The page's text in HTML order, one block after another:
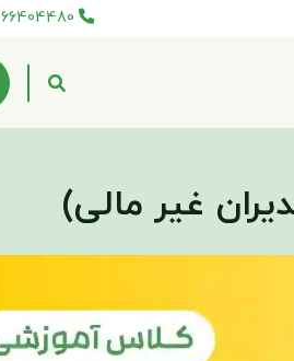
66404480
غیر مالی)